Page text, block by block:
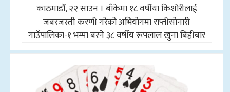
काठमाडौँ, २२ साउन । बाँकेमा १८ वर्षीया किशोरीलाई
जबरजस्ती करणी गरेको अभियोगमा राप्तीसोनारी
गाउँपालिका-१ भम्पा बस्ने ३८ वर्षीय रूपलाल खुना बिहीबार